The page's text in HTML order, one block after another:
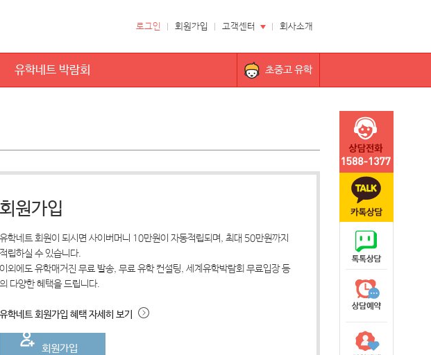
로그인 회원가입 고객센터 회사소개
유학네트 박람회 초중고 유학
회원가입
유학네트 회원이 되시면 사이버머니 10만원이 자동적립되며, 최대 50만원까지
적립하실 수 있습니다.
이외에도 유학매거진 무료 발송, 무료 유학 컨설팅, 세계유학박람회 무료입장 등
의 다양한 혜택을 드립니다.
유학네트 회원가입 혜택 자세히 보기
회원가입